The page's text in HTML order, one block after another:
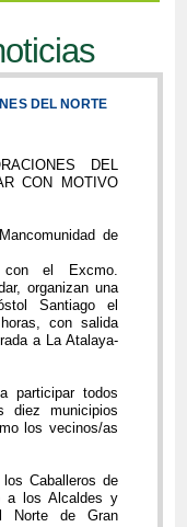
DEL NORTE
DEL
CON MOTIVO
de
con el Excmo.
organizan una
Santiago el
con salida
a La Atalaya-
participar todos
diez municipios
los vecinos/as
Caballeros de
a los Alcaldes y
Norte de Gran